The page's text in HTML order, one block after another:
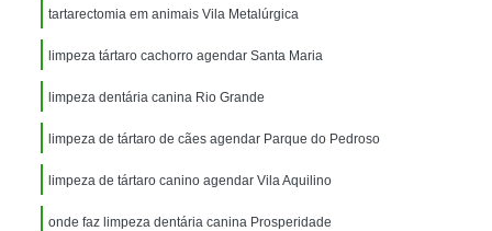
Veterinária para Animais Silvestres
Exame de Eletrocardiograma Veterinário
Exame de Imagem para Animais
Exame de Radiologia para Animais
Exame de Sangue para Animais
Exame para Animais
tartarectomia em animais Vila Metalúrgica
limpeza tártaro cachorro agendar Santa Maria
limpeza dentária canina Rio Grande
limpeza de tártaro de cães agendar Parque do Pedroso
limpeza de tártaro canino agendar Vila Aquilino
onde faz limpeza dentária canina Prosperidade